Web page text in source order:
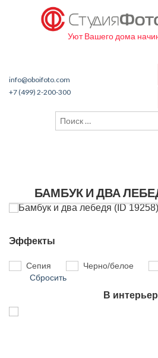
Уют Вашего дома
info@oboifoto.com
+7 (499) 2-200-300
БАМБУК И ДВА
Эффекты
Сепия Черно/белое
Сбросить
В